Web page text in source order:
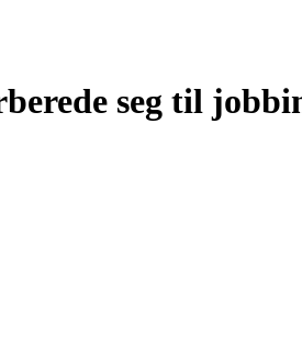
seg til